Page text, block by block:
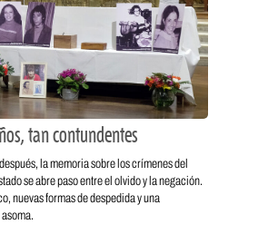
tan contundentes
la memoria sobre los crímenes del
se abre paso entre el olvido y la negación.
nuevas formas de despedida y una